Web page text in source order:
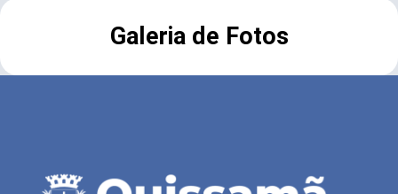
Galeria de Fotos